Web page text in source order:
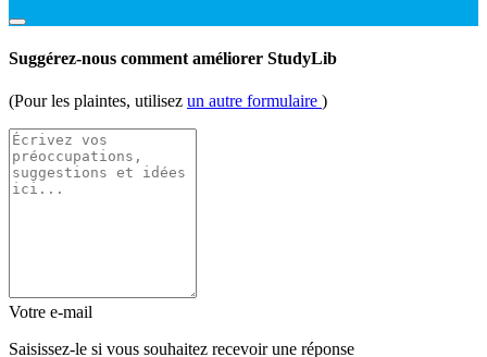
Suggérez-nous comment améliorer StudyLib
(Pour les plaintes, utilisez un autre formulaire )
Votre e-mail
Saisissez-le si vous souhaitez recevoir une réponse